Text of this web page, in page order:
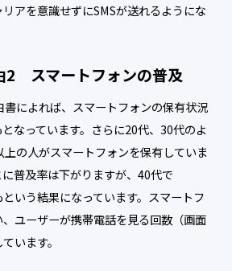
アを意識せずにSMSが送れるようにな
2 スマートフォンの普及
によれば、スマートフォンの保有状況
なっています。さらに20代、30代のよ
の人がスマートフォンを保有していま
普及率は下がりますが、40代で
いう結果になっています。スマートフ
ユーザーが携帯電話を見る回数（画面
います。